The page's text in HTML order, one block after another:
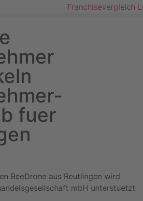
fuer
BeeDrone aus Reutlingen wird
mbH unterstuetzt